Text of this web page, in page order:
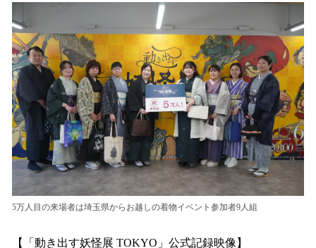
5万人目の来場者は埼玉県からお越しの着物イベント参加者9人組
【「動き出す妖怪展 TOKYO」公式記録映像】